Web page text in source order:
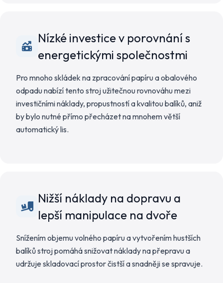
Nízké investice v porovnání s
energetickými společnostmi
Pro mnoho skládek na zpracování papíru a obalového
odpadu nabízí tento stroj užitečnou rovnováhu mezi
investičními náklady, propustností a kvalitou balíků, aniž
by bylo nutné přímo přecházet na mnohem větší
automatický lis.
Nižší náklady na dopravu a
lepší manipulace na dvoře
Snížením objemu volného papíru a vytvořením hustších
balíků stroj pomáhá snižovat náklady na přepravu a
udržuje skladovací prostor čistší a snadněji se spravuje.